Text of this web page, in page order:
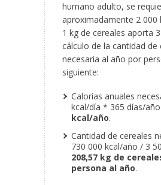
humano adulto, se
aproximadamente 2 000
1 kg de cereales aporta
cálculo de la cantidad de
necesaria al año por
siguiente:
Calorías anuales
kcal/día * 365 días/
kcal/año.
Cantidad de cereales
730 000 kcal/año / 3
208,57 kg de
persona al año.